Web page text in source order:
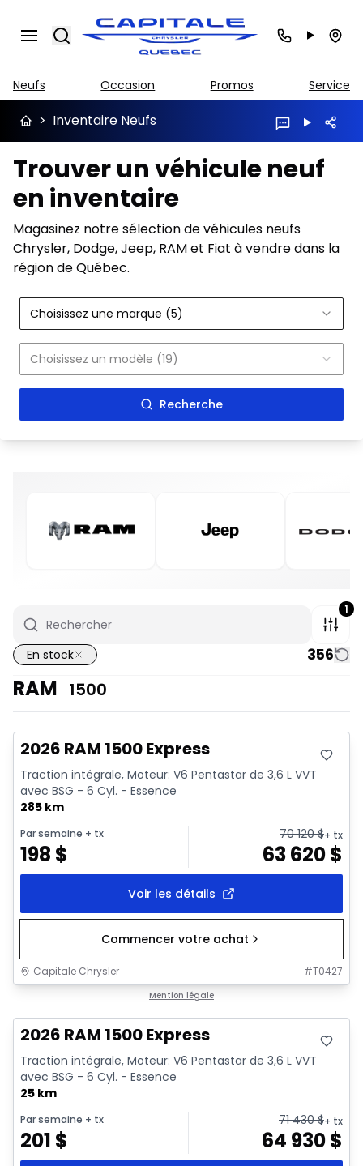
Search
Neufs Occasion Promos Service
> Inventaire Neufs
Trouver un véhicule neuf
en inventaire
Magasinez notre sélection de véhicules neufs
Chrysler, Dodge, Jeep, RAM et Fiat à vendre dans la
région de Québec.
Choisissez une marque (5)
Choisissez un modèle (19)
Recherche
1
En stock 356
RAM 1500
En stock
2026 RAM 1500 Express
Traction intégrale, Moteur: V6 Pentastar de 3,6 L VVT
avec BSG - 6 Cyl. - Essence
285 km
Par semaine + tx
198 $
70 120$+ tx
63 620$
Voir les détails
Commencer votre achat
Capitale Chrysler #T0427
Mention légale
2026 RAM 1500 Express
Traction intégrale, Moteur: V6 Pentastar de 3,6 L VVT
avec BSG - 6 Cyl. - Essence
25 km
Par semaine + tx
201 $
71 430$+ tx
64 930$